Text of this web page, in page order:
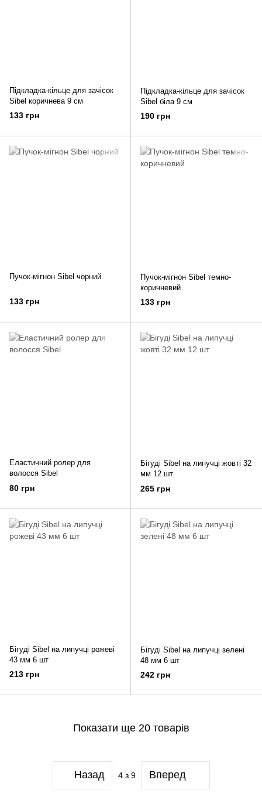
Підкладка-кільце для зачісок
Sibel коричнева 9 см
133 грн
Підкладка-кільце для зачісок
Sibel біла 9 см
190 грн
Пучок-мігнон Sibel чорний
133 грн
Пучок-мігнон Sibel темно-
коричневий
133 грн
Еластичний ролер для
волосся Sibel
80 грн
Бігуді Sibel на липучці жовті 32
мм 12 шт
265 грн
Бігуді Sibel на липучці рожеві
43 мм 6 шт
213 грн
Бігуді Sibel на липучці зелені
48 мм 6 шт
242 грн
Показати ще 20 товарів
Назад 4з 9 Вперед